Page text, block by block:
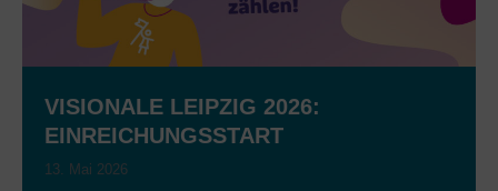
VISIONALE LEIPZIG 2026:
EINREICHUNGSSTART
13. Mai 2026